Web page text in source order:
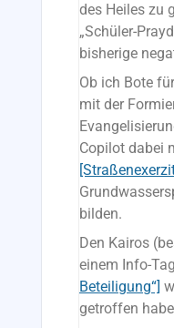
des Heiles zu
„Schüler-
bisherige
Ob ich Bote
mit der
Copilot dabei
bilden.
Den Kairos
einem Info-
Beteiligung“]
getroffen